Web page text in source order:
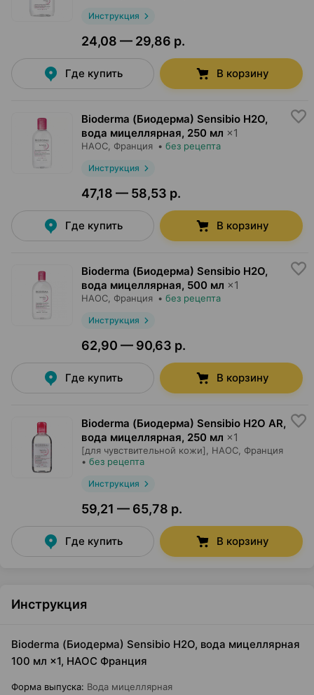
Инструкция
24,08 — 29,86 р.
Где купить В корзину
Bioderma (Биодерма) Sensibio H2O,
вода мицеллярная, 250 мл ×1
НАОС , Франция • без рецепта
Инструкция
47,18 — 58,53 р.
Где купить В корзину
Bioderma (Биодерма) Sensibio H2O,
вода мицеллярная, 500 мл ×1
НАОС , Франция • без рецепта
Инструкция
62,90 — 90,63 р.
Где купить В корзину
Bioderma (Биодерма) Sensibio H2O AR,
вода мицеллярная, 250 мл ×1
[для чувствительной кожи], НАОС , Франция
• без рецепта
Инструкция
59,21 — 65,78 р.
Где купить В корзину
Инструкция
Bioderma (Биодерма) Sensibio H2O, вода мицеллярная
100 мл ×1, НАОС Франция
Форма выпуска: Вода мицеллярная